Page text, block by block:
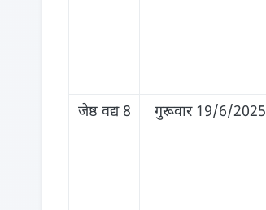
जेष्ठ वद्य 8
गुरूवार 19/6/2025